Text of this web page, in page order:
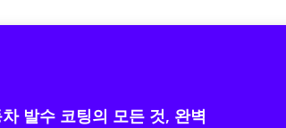
발수 코팅의 모든 것, 완벽